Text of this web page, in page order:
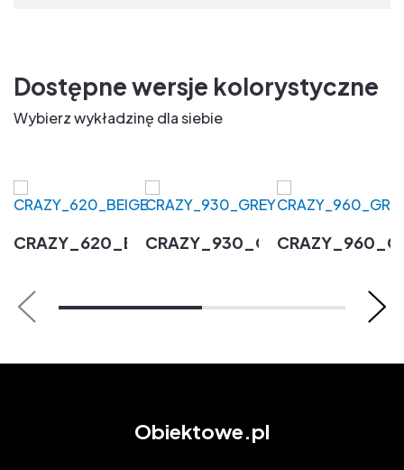
Dostępne wersje kolorystyczne
Wybierz wykładzinę dla siebie
CRAZY_620_BEIGECRAZY_930_GREY
Obiektowe.pl